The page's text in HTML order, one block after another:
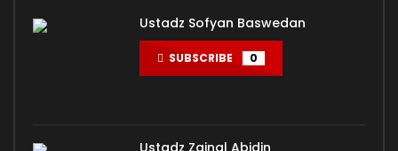
Ustadz Sofyan Baswedan
SUBSCRIBE 0